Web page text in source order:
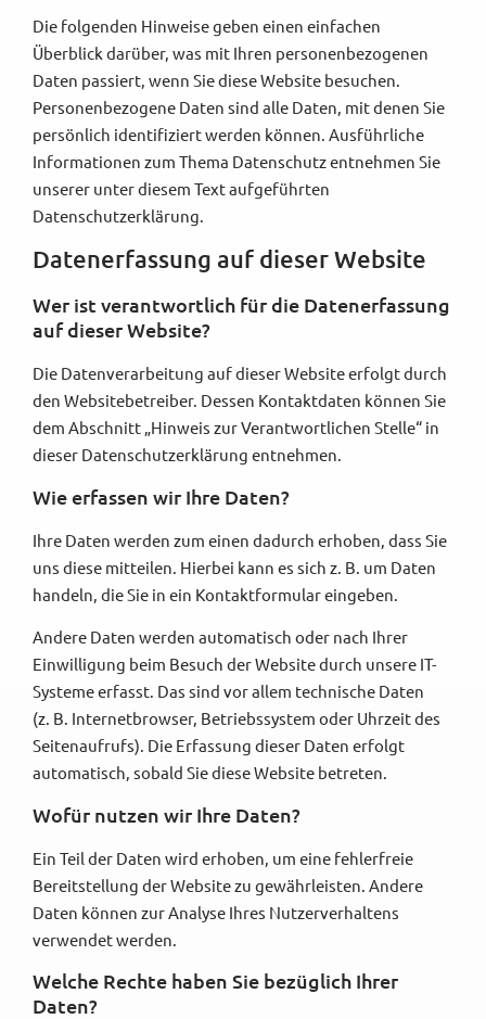
Die folgenden Hinweise geben einen einfachen
Überblick darüber, was mit Ihren personenbezogenen
Daten passiert, wenn Sie diese Website besuchen.
Personenbezogene Daten sind alle Daten, mit denen Sie
persönlich identifiziert werden können. Ausführliche
Informationen zum Thema Datenschutz entnehmen Sie
unserer unter diesem Text aufgeführten
Datenschutzerklärung.
Datenerfassung auf dieser Website
Wer ist verantwortlich für die Datenerfassung
auf dieser Website?
Die Datenverarbeitung auf dieser Website erfolgt durch
den Websitebetreiber. Dessen Kontaktdaten können Sie
dem Abschnitt „Hinweis zur Verantwortlichen Stelle“ in
dieser Datenschutzerklärung entnehmen.
Wie erfassen wir Ihre Daten?
Ihre Daten werden zum einen dadurch erhoben, dass Sie
uns diese mitteilen. Hierbei kann es sich z. B. um Daten
handeln, die Sie in ein Kontaktformular eingeben.
Andere Daten werden automatisch oder nach Ihrer
Einwilligung beim Besuch der Website durch unsere IT-
Systeme erfasst. Das sind vor allem technische Daten
(z. B. Internetbrowser, Betriebssystem oder Uhrzeit des
Seitenaufrufs). Die Erfassung dieser Daten erfolgt
automatisch, sobald Sie diese Website betreten.
Wofür nutzen wir Ihre Daten?
Ein Teil der Daten wird erhoben, um eine fehlerfreie
Bereitstellung der Website zu gewährleisten. Andere
Daten können zur Analyse Ihres Nutzerverhaltens
verwendet werden.
Welche Rechte haben Sie bezüglich Ihrer
Daten?